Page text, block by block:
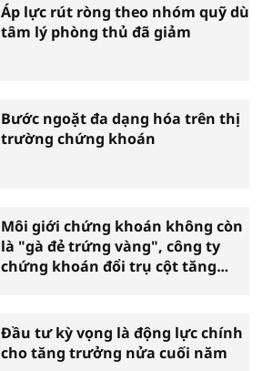
Áp lực rút ròng theo nhóm quỹ dù
tâm lý phòng thủ đã giảm
Bước ngoặt đa dạng hóa trên thị
trường chứng khoán
Môi giới chứng khoán không còn
là "gà đẻ trứng vàng", công ty
chứng khoán đổi trụ cột tăng
Đầu tư kỳ vọng là động lực chính
cho tăng trưởng nửa cuối năm